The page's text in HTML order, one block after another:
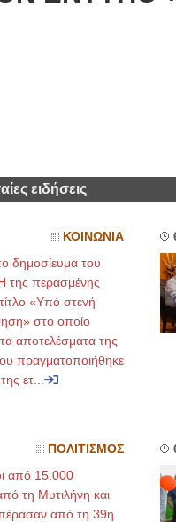
ειδήσεις
ΚΟΙΝΩΝΙΑ
δημοσίευμα του
περασμένης
«Υπό στενή
στο οποίο
αποτελέσματα της
πραγματοποιήθηκε
ετ...
ΠΟΛΙΤΙΣΜΟΣ
από 15.000
τη Μυτιλήνη και
από τη 39η